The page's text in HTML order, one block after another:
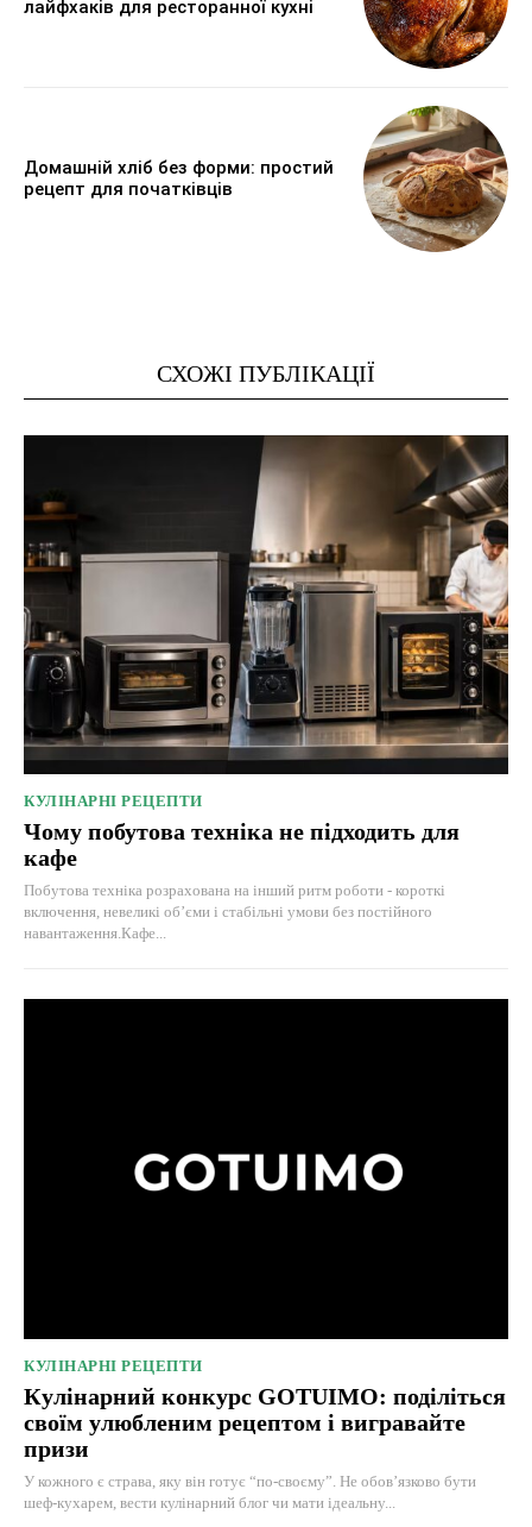
лайфхаків для ресторанної кухні
Домашній хліб без форми: простий
рецепт для початківців
СХОЖІ ПУБЛІКАЦІЇ
КУЛІНАРНІ РЕЦЕПТИ
Чому побутова техніка не підходить для
кафе
Побутова техніка розрахована на інший ритм роботи - короткі
включення, невеликі об’єми і стабільні умови без постійного
навантаження.Кафе...
КУЛІНАРНІ РЕЦЕПТИ
Кулінарний конкурс GOTUIMO: поділіться
своїм улюбленим рецептом і вигравайте
призи
У кожного є страва, яку він готує “по-своєму”. Не обов’язково бути
шеф-кухарем, вести кулінарний блог чи мати ідеальну...